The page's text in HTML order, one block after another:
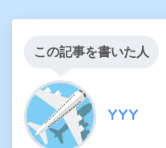
この記事を書いた人
YYY